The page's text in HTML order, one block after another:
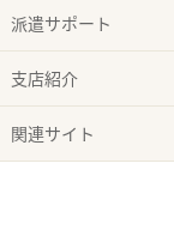
派遣サポート
支店紹介
関連サイト